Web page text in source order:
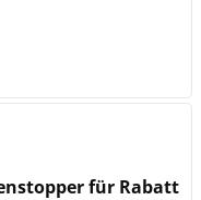
für Rabatt